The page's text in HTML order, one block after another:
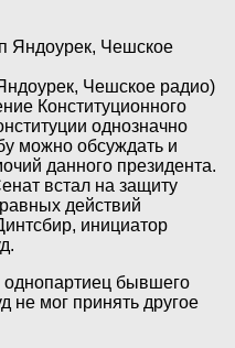
Чешское радио)
Конституционного
однозначно
можно обсуждать и
данного президента.
встал на защиту
действий
инициатор
бывшего
не мог принять другое